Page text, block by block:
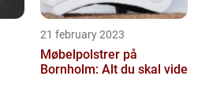
21 february 2023
Møbelpolstrer på
Bornholm: Alt du skal vide